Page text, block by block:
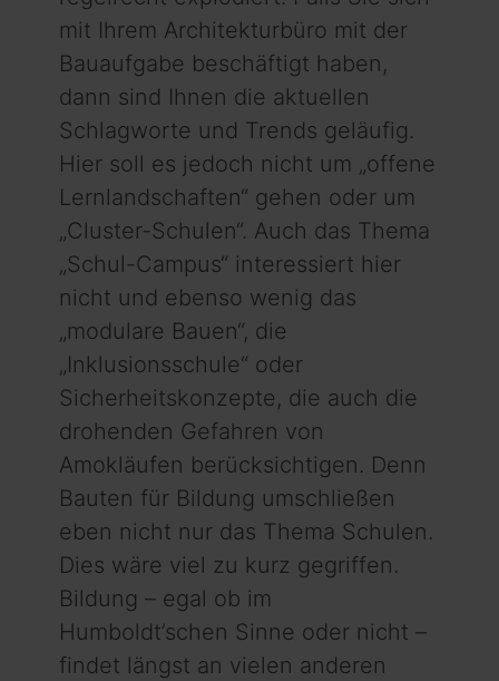
mit Ihrem Architekturbüro mit der
Bauaufgabe beschäftigt haben,
dann sind Ihnen die aktuellen
Schlagworte und Trends geläufig.
Hier soll es jedoch nicht um „offene
Lern­landschaften“ gehen oder um
„Cluster-Schulen“. Auch das Thema
„Schul-Campus“ interessiert hier
nicht und ebenso wenig das
„modulare Bauen“, die
„Inklusionsschule“ oder
Sicherheitskonzepte, die auch die
drohenden Gefahren von
Amokläufen berücksichtigen. Denn
Bauten für Bildung umschließen
eben nicht nur das Thema Schulen.
Dies wäre viel zu kurz gegriffen.
Bildung – egal ob im
Humboldt’schen Sinne oder nicht –
findet längst an vielen anderen